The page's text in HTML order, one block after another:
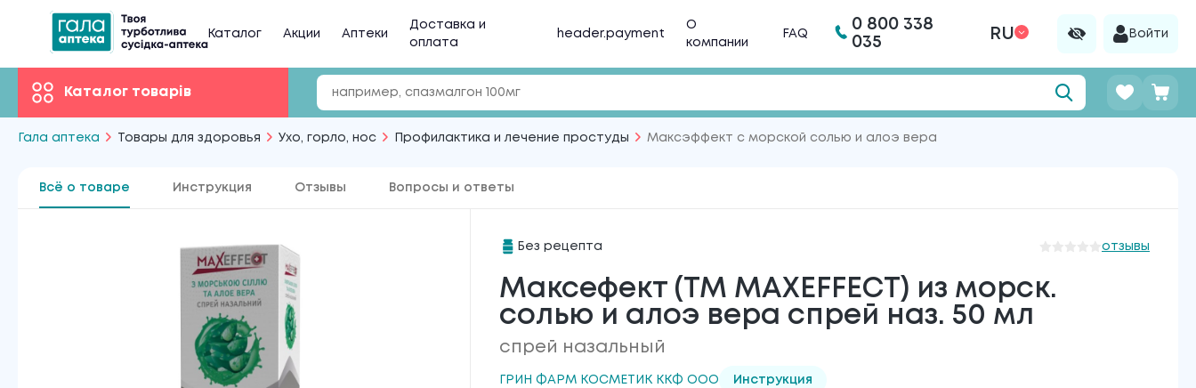
Каталог Акции Аптеки
Доставка и
оплата
header.payment
О
компании
FAQ
0 800 338
035
RU Войти
Каталог товарів
Гала аптека Товары для здоровья Ухо, горло, нос Профилактика и лечение простуды Максэффект с морской солью и алоэ вера
Всё о товаре Инструкция Отзывы Вопросы и ответы
Без рецепта отзывы
Максефект (ТМ MAXEFFECT) из морск.
солью и алоэ вера спрей наз. 50 мл
спрей назальный
ГРИН ФАРМ КОСМЕТИК ККФ ООО Инструкция